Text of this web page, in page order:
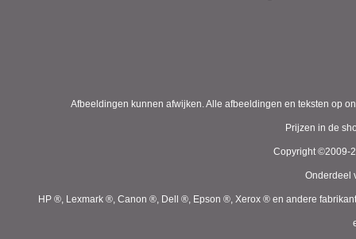
Afbeeldingen kunnen afwijken. Alle afbeeldingen en teksten op
Prijzen in de
Copyright ©2009-
Onderdeel
HP ®, Lexmark ®, Canon ®, Dell ®, Epson ®, Xerox ® en andere